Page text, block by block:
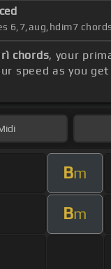
6,7,aug,hdim7 chords
chords, your
speed as you
Bm
Bm